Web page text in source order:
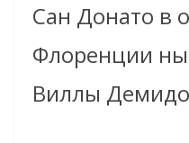
Сан Донато в
Флоренции
Виллы